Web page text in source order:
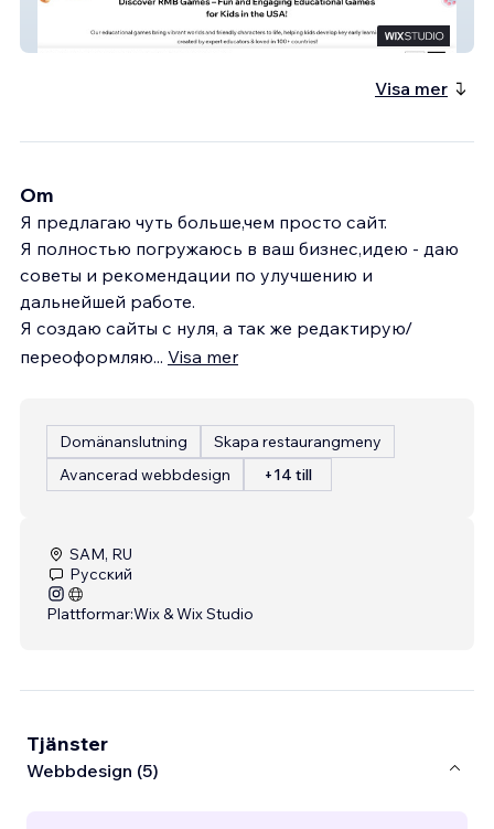
RMB Games
Visa mer
Om
Я предлагаю чуть больше,чем просто сайт.
Я полностью погружаюсь в ваш бизнес,идею - даю
советы и рекомендации по улучшению и
дальнейшей работе.
Я создаю сайты с нуля, а так же редактирую/
переоформляю... Visa mer
Domänanslutning
Skapa restaurangmeny
Avancerad webbdesign
+14 till
SAM, RU
Русский
Plattformar:Wix & Wix Studio
Tjänster
Webbdesign (5)